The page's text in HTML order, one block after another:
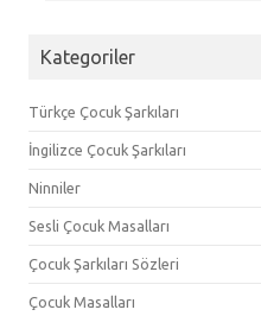
Kategoriler
Türkçe Çocuk Şarkıları
İngilizce Çocuk Şarkıları
Ninniler
Sesli Çocuk Masalları
Çocuk Şarkıları Sözleri
Çocuk Masalları